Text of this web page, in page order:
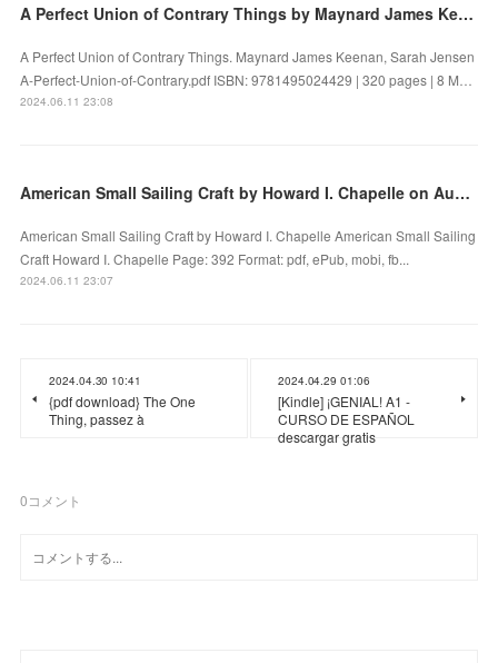
A Perfect Union of Contrary Things by Maynard James Keenan, Sarah Jensen on Iphone New Format
A Perfect Union of Contrary Things. Maynard James Keenan, Sarah Jensen
A-Perfect-Union-of-Contrary.pdf ISBN: 9781495024429 | 320 pages | 8 M…
2024.06.11 23:08
American Small Sailing Craft by Howard I. Chapelle on Audiobook New
American Small Sailing Craft by Howard I. Chapelle American Small Sailing
Craft Howard I. Chapelle Page: 392 Format: pdf, ePub, mobi, fb...
2024.06.11 23:07
2024.04.30 10:41
{pdf download} The One
Thing, passez à
2024.04.29 01:06
[Kindle] ¡GENIAL! A1 -
CURSO DE ESPAÑOL
descargar gratis
0コメント